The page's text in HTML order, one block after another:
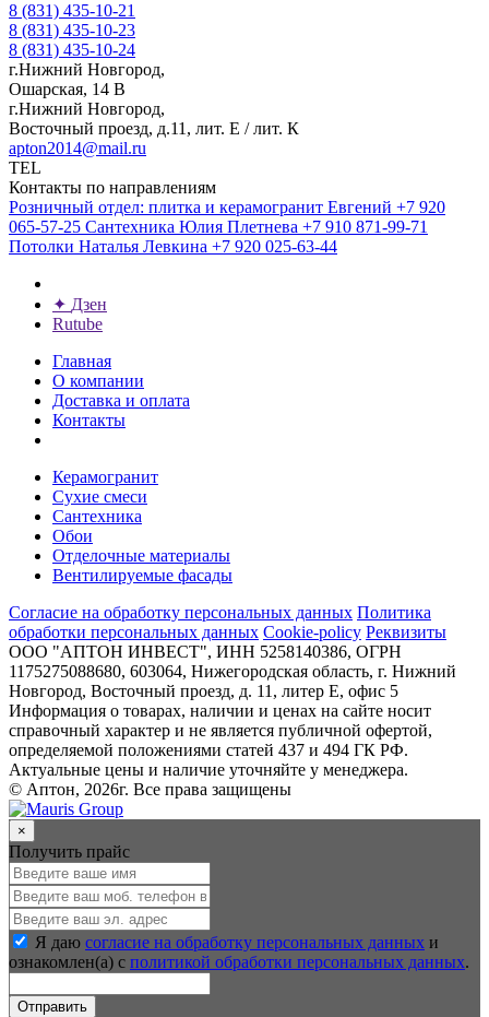
8 (831) 435-10-21
8 (831) 435-10-23
8 (831) 435-10-24
г.Нижний Новгород,
Ошарская, 14 В
г.Нижний Новгород,
Восточный проезд, д.11, лит. Е / лит. К
apton2014@mail.ru
TEL
Контакты по направлениям
Розничный отдел: плитка и керамогранит Евгений +7 920
065-57-25 Сантехника Юлия Плетнева +7 910 871-99-71
Потолки Наталья Левкина +7 920 025-63-44
✦ Дзен
Rutube
Главная
О компании
Доставка и оплата
Контакты
Керамогранит
Сухие смеси
Сантехника
Обои
Отделочные материалы
Вентилируемые фасады
Согласие на обработку персональных данных Политика
обработки персональных данных Cookie-policy Реквизиты
ООО "АПТОН ИНВЕСТ", ИНН 5258140386, ОГРН
1175275088680, 603064, Нижегородская область, г. Нижний
Новгород, Восточный проезд, д. 11, литер Е, офис 5
Информация о товарах, наличии и ценах на сайте носит
справочный характер и не является публичной офертой,
определяемой положениями статей 437 и 494 ГК РФ.
Актуальные цены и наличие уточняйте у менеджера.
© Аптон, 2026г. Все права защищены
×
Получить прайс
Я даю согласие на обработку персональных данных и
ознакомлен(а) с политикой обработки персональных данных.
Отправить